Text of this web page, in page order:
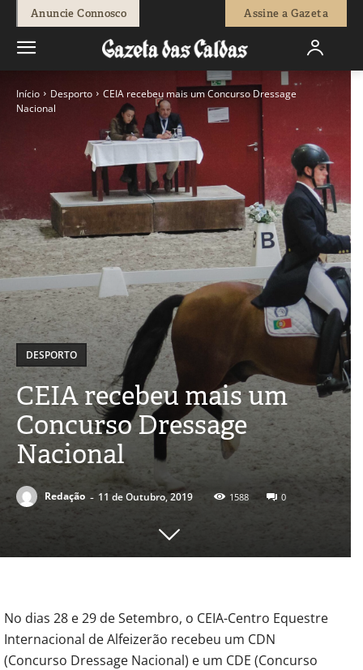
Anuncie Connosco Assine a Gazeta
Início Desporto
CEIA recebeu mais um Concurso Dressage
Nacional
DESPORTO
CEIA recebeu mais um
Concurso Dressage
Nacional
Redação - 11 de Outubro, 2019 1588 0
No dias 28 e 29 de Setembro, o CEIA-Centro Equestre
Internacional de Alfeizerão recebeu um CDN
(Concurso Dressage Nacional) e um CDE (Concurso